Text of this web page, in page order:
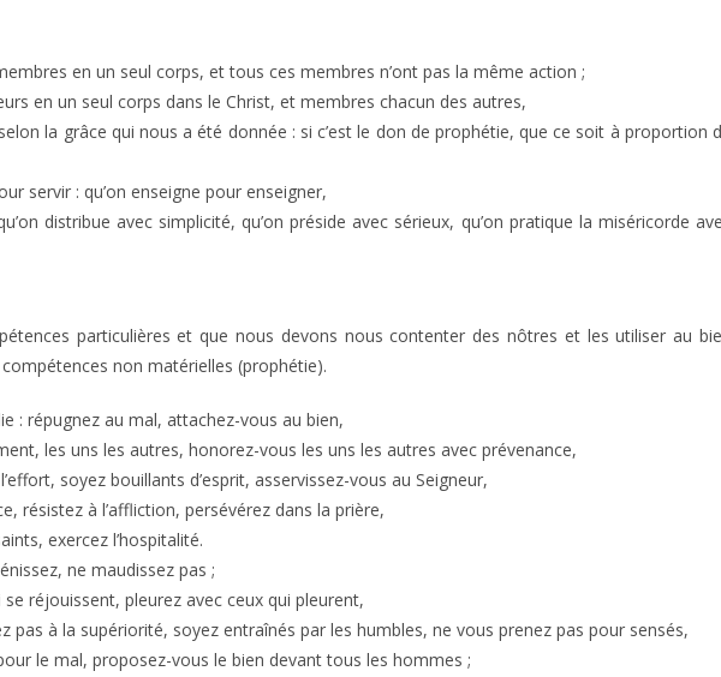
en un seul corps, et tous ces membres n’ont pas la même action ;
en un seul corps dans le Christ, et membres chacun des autres,
la grâce qui nous a été donnée : si c’est le don de prophétie, que ce soit à proportion
servir : qu’on enseigne pour enseigner,
distribue avec simplicité, qu’on préside avec sérieux, qu’on pratique la miséricorde
particulières et que nous devons nous contenter des nôtres et les utiliser au
non matérielles (prophétie).
: répugnez au mal, attachez-vous au bien,
les uns les autres, honorez-vous les uns les autres avec prévenance,
soyez bouillants d’esprit, asservissez-vous au Seigneur,
résistez à l’affliction, persévérez dans la prière,
exercez l’hospitalité.
ne maudissez pas ;
réjouissent, pleurez avec ceux qui pleurent,
pas à la supériorité, soyez entraînés par les humbles, ne vous prenez pas pour sensés,
le mal, proposez-vous le bien devant tous les hommes ;